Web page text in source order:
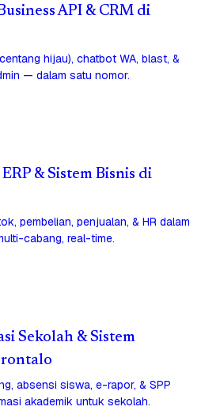
API & CRM di
hijau), chatbot WA, blast, &
— dalam satu nomor.
& Sistem Bisnis di
pembelian, penjualan, & HR dalam
cabang, real-time.
Sekolah & Sistem
absensi siswa, e-rapor, & SPP
akademik untuk sekolah.